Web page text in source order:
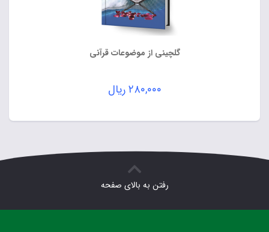
گلچینی از موضوعات قرآنی
۲۸۰,۰۰۰ریال
رفتن به بالای صفحه